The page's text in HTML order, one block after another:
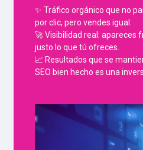
✨ Tráfico orgánico que no
por clic, pero vendes igual.
🚀 Visibilidad real: apareces
justo lo que tú ofreces.
📈 Resultados que se
SEO bien hecho es una